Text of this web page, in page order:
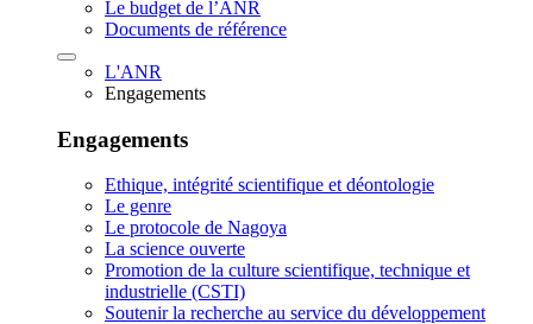
Le budget de l’ANR
Documents de référence
L'ANR
Engagements
Engagements
Ethique, intégrité scientifique et déontologie
Le genre
Le protocole de Nagoya
La science ouverte
Promotion de la culture scientifique, technique et
industrielle (CSTI)
Soutenir la recherche au service du développement